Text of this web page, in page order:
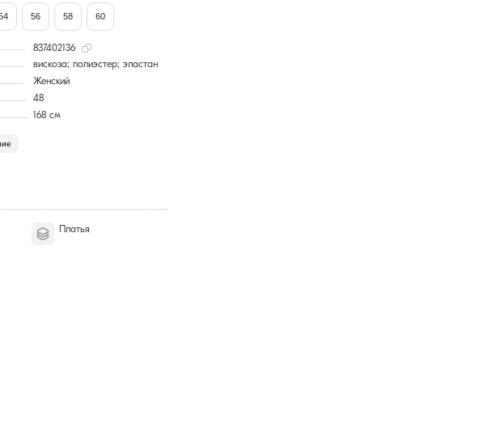
56 58 60
168 см
Платья
48
Женский
вискоза; полиэстер; эластан
837402136